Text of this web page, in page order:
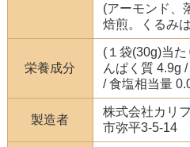
(アーモンド、
焙煎。くるみ
栄養成分
(１袋(30g)当
んぱく質 4.9g
/ 食塩相当量
製造者
株式会社カリ
市弥平3-5-14